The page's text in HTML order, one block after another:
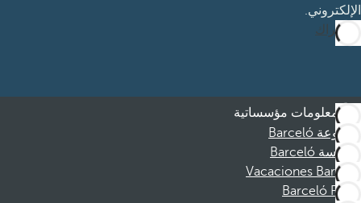
الإلكتروني.
الاشتراك
معلومات مؤسساتية
مجموعة Barceló
مؤسسة Barceló
Vacaciones Barceló
Barceló Films